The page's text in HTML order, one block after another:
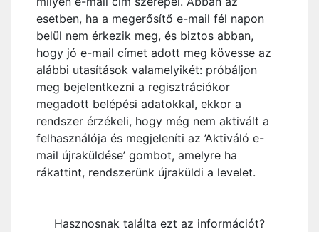
esetben, ha a megerősítő e-mail fél napon
belül nem érkezik meg, és biztos abban,
hogy jó e-mail címet adott meg kövesse az
alábbi utasítások valamelyikét: próbáljon
meg bejelentkezni a regisztrációkor
megadott belépési adatokkal, ekkor a
rendszer érzékeli, hogy még nem aktivált a
felhasználója és megjeleníti az ’Aktiváló e-
mail újraküldése’ gombot, amelyre ha
rákattint, rendszerünk újraküldi a levelet.
Hasznosnak találta ezt az információt?